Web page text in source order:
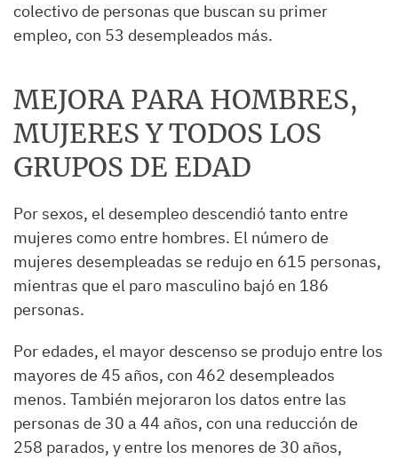
colectivo de personas que buscan su primer
empleo, con 53 desempleados más.
MEJORA PARA HOMBRES,
MUJERES Y TODOS LOS
GRUPOS DE EDAD
Por sexos, el desempleo descendió tanto entre
mujeres como entre hombres. El número de
mujeres desempleadas se redujo en 615 personas,
mientras que el paro masculino bajó en 186
personas.
Por edades, el mayor descenso se produjo entre los
mayores de 45 años, con 462 desempleados
menos. También mejoraron los datos entre las
personas de 30 a 44 años, con una reducción de
258 parados, y entre los menores de 30 años,